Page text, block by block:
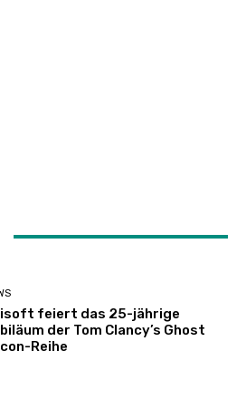
feiert das 25-jährige
der Tom Clancy’s Ghost
Reihe